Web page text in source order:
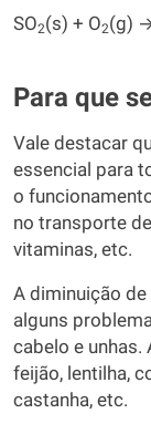
SO2(s) + O2(g)
Para que
Vale destacar
essencial para
o
no transporte
vitaminas, etc.
A diminuição
alguns
cabelo e unhas.
feijão, lentilha,
castanha, etc.